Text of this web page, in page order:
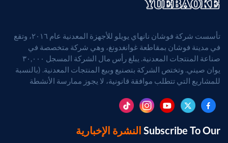
تأسست شركة فوشان نانهاي يويلو للأجهزة المعدنية عام ٢٠١٦، وتقع
في مدينة فوشان بمقاطعة غوانغدونغ، وهي شركة متخصصة في
صناعة المنتجات المعدنية. يبلغ رأس مال الشركة المسجل ٣٠,٠٠٠
يوان صيني. وتختص الشركة بتصنيع وبيع المنتجات المعدنية. (بالنسبة
للمشاريع التي تتطلب موافقة قانونية، لا يجوز ممارسة الأنشطة
Subscribe To Our النشرة الإخبارية